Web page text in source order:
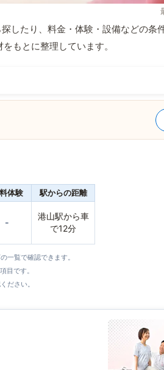
したり、料金・体験・設備などの条
もとに整理しています。
体験 駅からの距離
-
港山駅から車
で12分
一覧で確認できます。
目です。
ださい。